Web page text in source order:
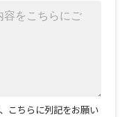
こちらに列記をお願い